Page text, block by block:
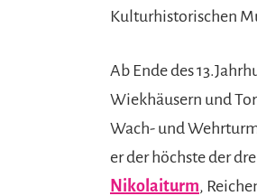
Kulturhistorischen
Ab Ende des
Wiekhäusern und
Wach- und
er der höchste der
Nikolaiturm,